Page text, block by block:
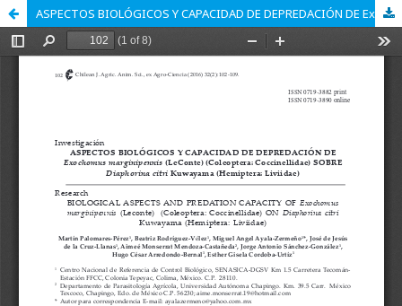
ASPECTOS BIOLÓGICOS Y CAPACIDAD DE DEPREDACIÓN DE Exochomus marginipennis (LeConte) (Coleoptera: Coccinellidae) SOBRE Diaphorina citri Kuwayama (Hemiptera: Liviidae)